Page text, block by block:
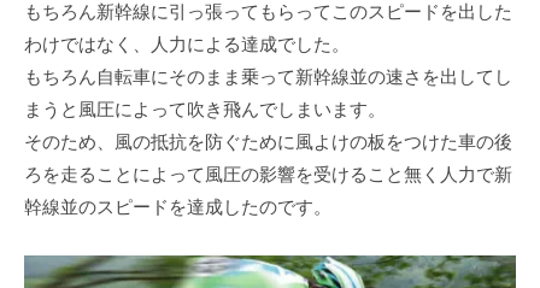
もちろん新幹線に引っ張ってもらってこのスピードを出した
わけではなく、⼈⼒による達成でした。
もちろん⾃転⾞にそのまま乗って新幹線並の速さを出してし
まうと⾵圧によって吹き⾶んでしまいます。
そのため、⾵の抵抗を防ぐために⾵よけの板をつけた⾞の後
ろを⾛ることによって⾵圧の影響を受けること無く⼈⼒で新
幹線並のスピードを達成したのです。